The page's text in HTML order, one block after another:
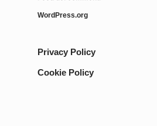
WordPress.org
Privacy Policy
Cookie Policy